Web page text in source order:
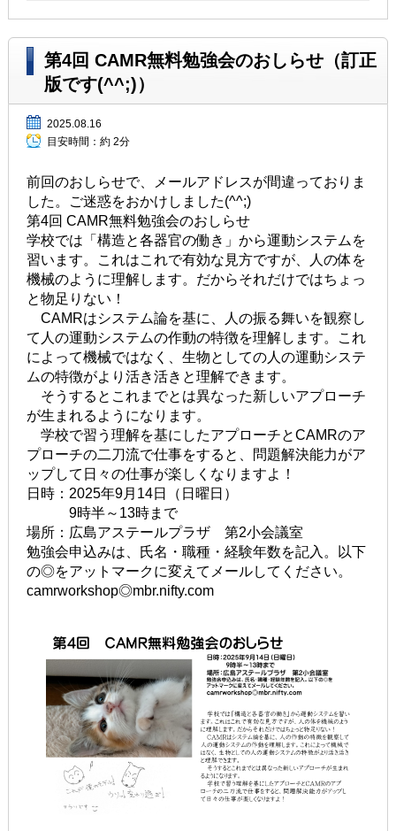
第4回 CAMR無料勉強会のおしらせ（訂正
版です(^^;)）
2025.08.16
目安時間： 約 2分
前回のおしらせで、メールアドレスが間違っておりま
した。ご迷惑をおかけしました(^^;)
第4回 CAMR無料勉強会のおしらせ
学校では「構造と各器官の働き」から運動システムを
習います。これはこれで有効な見方ですが、人の体を
機械のように理解します。だからそれだけではちょっ
と物足りない！
CAMRはシステム論を基に、人の振る舞いを観察し
て人の運動システムの作動の特徴を理解します。これ
によって機械ではなく、生物としての人の運動システ
ムの特徴がより活き活きと理解できます。
そうするとこれまでとは異なった新しいアプローチ
が生まれるようになります。
学校で習う理解を基にしたアプローチとCAMRのア
プローチの二刀流で仕事をすると、問題解決能力がア
ップして日々の仕事が楽しくなりますよ！
日時：2025年9月14日（日曜日）
9時半～13時まで
場所：広島アステールプラザ 第2小会議室
勉強会申込みは、氏名・職種・経験年数を記入。以下
の◎をアットマークに変えてメールしてください。
camrworkshop◎mbr.nifty.com